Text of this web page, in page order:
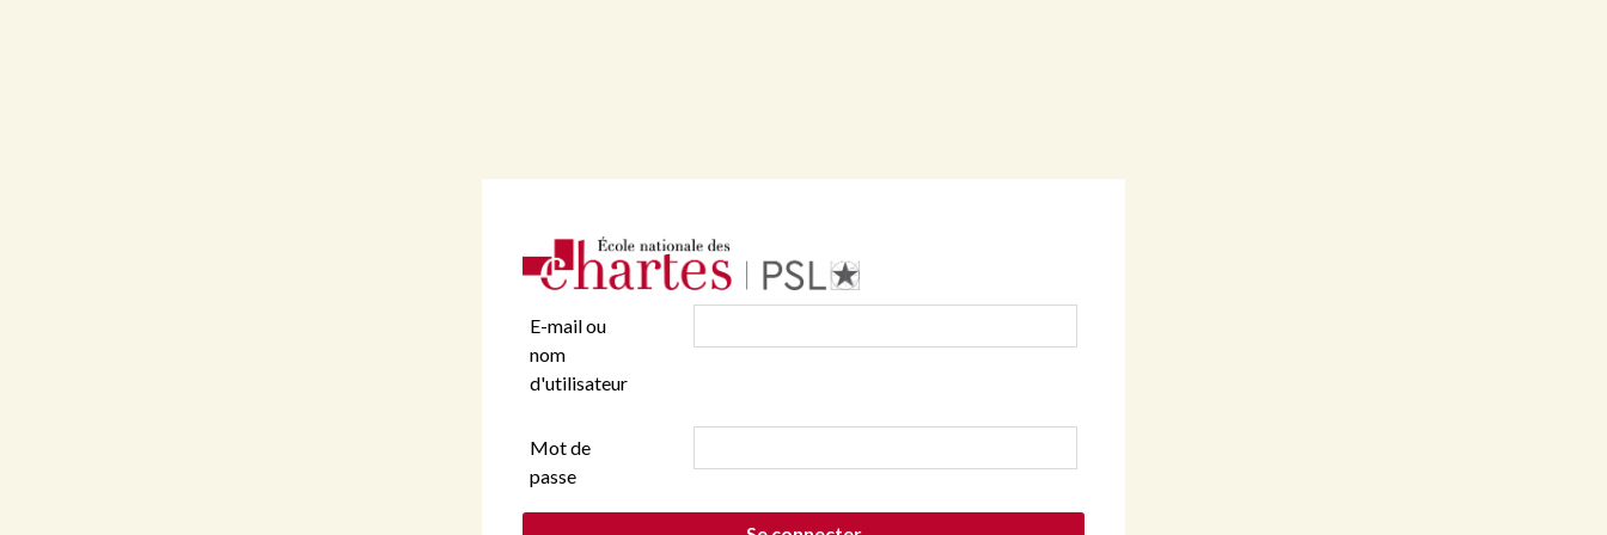
E-mail ou
nom
d'utilisateur
Mot de
passe